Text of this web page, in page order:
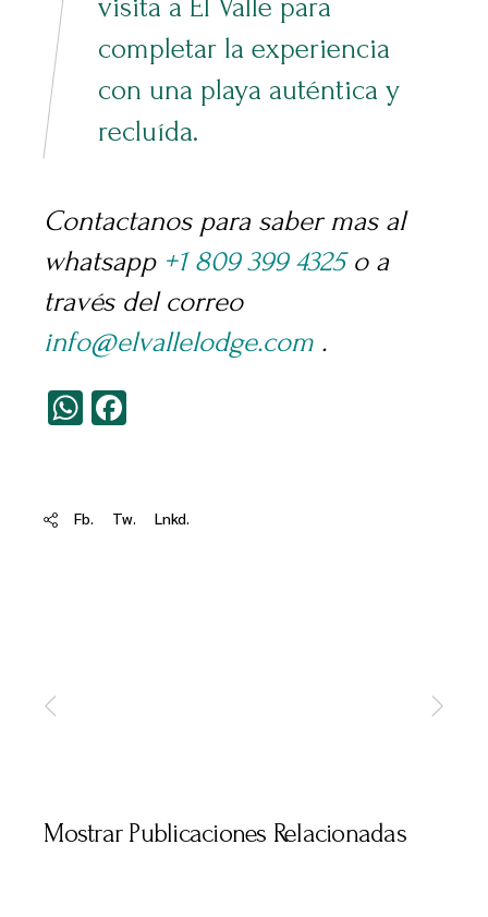
visita a El Valle para
completar la experiencia
con una playa auténtica y
recluída.
Contactanos para saber mas al
whatsapp +1 809 399 4325 o a
través del correo
info@elvallelodge.com .
WhatsApp
Fb. Tw. Lnkd.
Mostrar Publicaciones Relacionadas